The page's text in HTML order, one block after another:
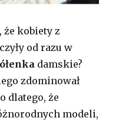
że kobiety z
od razu w
damskie?
zdominował
dlatego, że
modeli,